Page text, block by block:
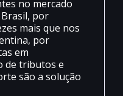
no mercado
por
mais que nos
por
em
de tributos e
são a solução